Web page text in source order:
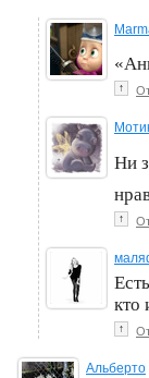
↑
Ни
↑
кто
↑
Альберто